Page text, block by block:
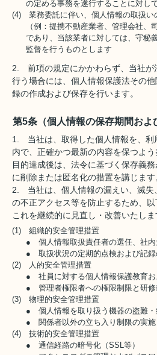
の定める事務を遂行することに対し
(4) 業務委託に伴い、個人情報の取扱い
（例：提携不動産業者、管理会社、
であり、当該業者に対しては、守秘
監督を行うものとします
2. 前項の規定にかかわらず、当社が
行う場合には、個人情報保護法その
録の作成および保存を行います。
第5条（個人情報の保存期間およ
1. 当社は、取得した個人情報を、利
内で、正確かつ最新の内容を保つよう
目的達成後は、法令に基づく保存義
に削除または匿名化の措置を講じます
2. 当社は、個人情報の漏えい、滅失
の不正アクセス等を防止するため、以
これを継続的に見直し・改善いたしま
(1) 組織的安全管理措置
● 個人情報取扱責任者の選任、社内
● 取扱状況の定期的点検および記録
(2) 人的安全管理措置
● 社員に対する個人情報保護教育お
● 管理者権限者への権限制限と研修
(3) 物理的安全管理措置
● 個人情報を取り扱う機器の盗難・
● 関係者以外の立ち入り制限の実施
(4) 技術的安全管理措置
● 通信経路の暗号化（SSL等）